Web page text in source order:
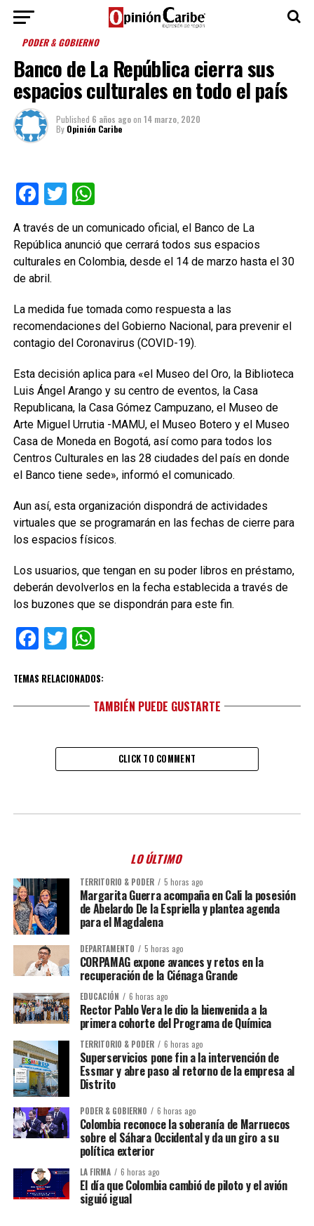
PODER & GOBIERNO
Banco de La República cierra sus
espacios culturales en todo el país
Published 6 años agoon 14 marzo, 2020
By Opinión Caribe
Facebook
TwitterWhatsApp
A través de un comunicado oficial, el Banco de La
República anunció que cerrará todos sus espacios
culturales en Colombia, desde el 14 de marzo hasta el 30
de abril.
La medida fue tomada como respuesta a las
recomendaciones del Gobierno Nacional, para prevenir el
contagio del Coronavirus (COVID-19).
Esta decisión aplica para «el Museo del Oro, la Biblioteca
Luis Ángel Arango y su centro de eventos, la Casa
Republicana, la Casa Gómez Campuzano, el Museo de
Arte Miguel Urrutia -MAMU, el Museo Botero y el Museo
Casa de Moneda en Bogotá, así como para todos los
Centros Culturales en las 28 ciudades del país en donde
el Banco tiene sede», informó el comunicado.
Aun así, esta organización dispondrá de actividades
virtuales que se programarán en las fechas de cierre para
los espacios físicos.
Los usuarios, que tengan en su poder libros en préstamo,
deberán devolverlos en la fecha establecida a través de
los buzones que se dispondrán para este fin.
Facebook
TwitterWhatsApp
TEMAS RELACIONADOS:
TAMBIÉN PUEDE GUSTARTE
CLICK TO COMMENT
LO ÚLTIMO
TERRITORIO & PODER 5 horas ago
Margarita Guerra acompaña en Cali la posesión
de Abelardo De la Espriella y plantea agenda
para el Magdalena
DEPARTAMENTO 5 horas ago
CORPAMAG expone avances y retos en la
recuperación de la Ciénaga Grande
EDUCACIÓN 6 horas ago
Rector Pablo Vera le dio la bienvenida a la
primera cohorte del Programa de Química
TERRITORIO & PODER 6 horas ago
Superservicios pone fin a la intervención de
Essmar y abre paso al retorno de la empresa al
Distrito
PODER & GOBIERNO 6 horas ago
Colombia reconoce la soberanía de Marruecos
sobre el Sáhara Occidental y da un giro a su
política exterior
LA FIRMA 6 horas ago
El día que Colombia cambió de piloto y el avión
siguió igual